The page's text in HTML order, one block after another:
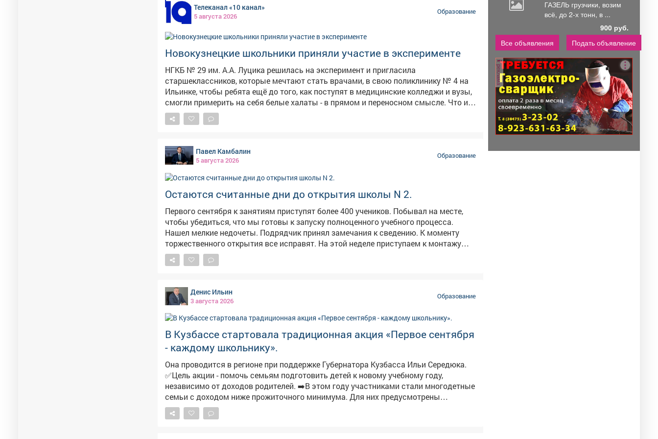
ответили, что все, кто хотел, пошли учиться в десятый класс, таких учеников было
11 421. После окончания девятого класса в техникумы и колледжи ушли 22 708
Телеканал «10 канал»
5 августа 2026
Образование
Новокузнецкие школьники приняли участие в эксперименте
НГКБ № 29 им. А.А. Луцика решилась на эксперимент и пригласила
старшеклассников, которые мечтают стать врачами, в свою поликлинику № 4 на
Ильинке, чтобы ребята ещё до того, как поступят в медицинские колледжи и вузы,
смогли примерить на себя белые халаты - в прямом и переносном смысле. Что из
Павел Камбалин
5 августа 2026
Образование
Остаются считанные дни до открытия школы N 2.
Первого сентября к занятиям приступят более 400 учеников. Побывал на месте,
чтобы убедиться, что мы готовы к запуску полноценного учебного процесса.
Нашел мелкие недочеты. Подрядчик принял замечания к сведению. К моменту
торжественного открытия все исправят. На этой неделе приступаем к монтажу
вывески. Проверил, как работает оборудование в столовой. Оно уже подключено и
готово к эксплуатации. Учителя переезжают и обустраивают классы. Напомню,
уютной библиотекой, классами для ИЗО и танцев. Совсем скоро здесь начнется
школьная жизнь.
Денис Ильин
3 августа 2026
Образование
В Кузбассе стартовала традиционная акция «Первое сентября
- каждому школьнику».
Она проводится в регионе при поддержке Губернатора Кузбасса Ильи Середюка.
✅Цель акции - помочь семьям подготовить детей к новому учебному году,
независимо от доходов родителей. ➡️В этом году участниками стали многодетные
семьи с доходом ниже прожиточного минимума. Для них предусмотрены
сертификаты на 5 тысяч рублей на покупку школьной формы, обуви и канцелярии.
Всего в Новокузнецке поддержку получат 419 семей. Ярмарка пройдет во всех
ГАЗЕЛЬ грузчики, возим
всё, до 2-х тонн, в ...
900 руб.
Все объявления
Подать объявление
реклама